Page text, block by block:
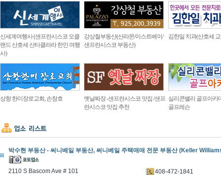
신세계여행사 (샌프란시스코 오클
랜드 산호세 산타클라라 한인 여행
사)
강상철부동산(산라몬/이스트베이/
샌프란시스코 부동산)
김한일 치과(산호세
상항 한미장로교회, 손창호
옛날짜장 -샌프란시스코 맛집 /샌프
란시스코 맛집 추천
실리콘밸리 골프아카
골프레슨
박수현 부동산 - 써니베일 부동산, 써니베일 주택매매 전문 부동산 (Keller
2110 S Bascom Ave # 101
408-472-1841